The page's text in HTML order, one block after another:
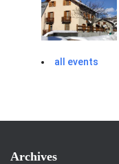
all events
Archives